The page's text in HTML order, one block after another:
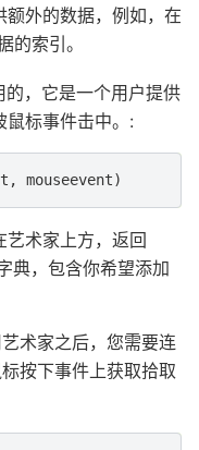
外的数据，例如，在
索引。
，它是一个用户提供
鼠标事件击中。:
, mouseevent)
艺术家上方，返回
典，包含你希望添加
术家之后，您需要连
按下事件上获取拾取